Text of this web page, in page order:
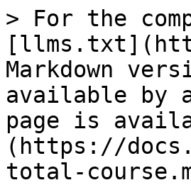
> For the
Markdown
available by
page is
(https://
total-